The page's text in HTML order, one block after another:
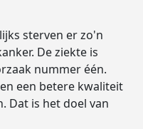
sterven er zo'n
De ziekte is
nummer één.
een betere kwaliteit
Dat is het doel van